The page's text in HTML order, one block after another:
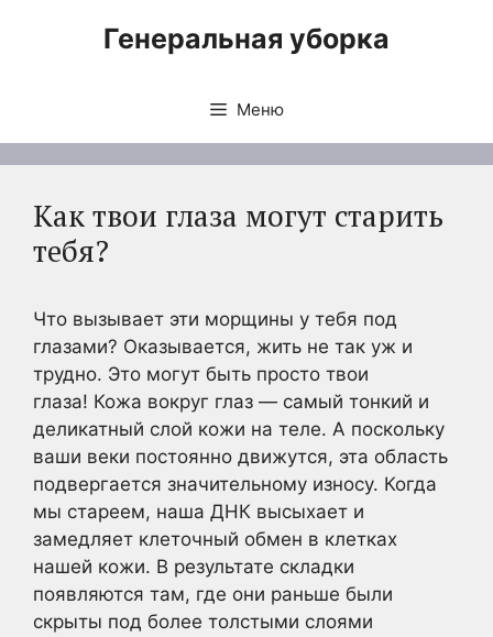
Генеральная уборка
Меню
Как твои глаза могут старить
тебя?
Что вызывает эти морщины у тебя под
глазами? Оказывается, жить не так уж и
трудно. Это могут быть просто твои
глаза! Кожа вокруг глаз — самый тонкий и
деликатный слой кожи на теле. А поскольку
ваши веки постоянно движутся, эта область
подвергается значительному износу. Когда
мы стареем, наша ДНК высыхает и
замедляет клеточный обмен в клетках
нашей кожи. В результате складки
появляются там, где они раньше были
скрыты под более толстыми слоями